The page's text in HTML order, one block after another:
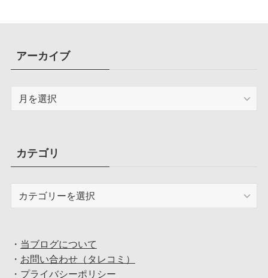
アーカイブ
ブカテゴリ
・ 当ブログについて
・ お問い合わせ（タレコミ）
・ プライバシーポリシー